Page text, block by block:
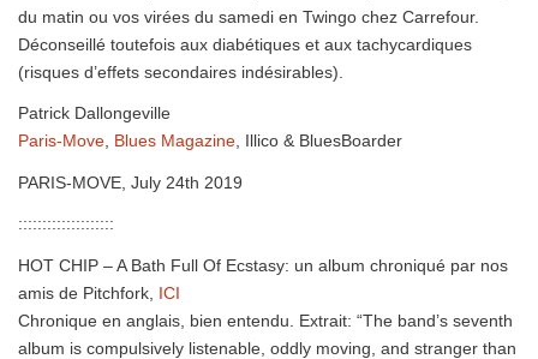
du matin ou vos virées du samedi en Twingo chez Carrefour.
Déconseillé toutefois aux diabétiques et aux tachycardiques
(risques d’effets secondaires indésirables).
Patrick Dallongeville
Paris-Move Blues Magazine , Illico & BluesBoarder
PARIS-MOVE, July 24th 2019
::::::::::::::::::::
HOT CHIP – A Bath Full Of Ecstasy: un album chroniqué par nos
amis de Pitchfork, ICI
Chronique en anglais, bien entendu. Extrait: “The band’s seventh
album is compulsively listenable, oddly moving, and stranger than